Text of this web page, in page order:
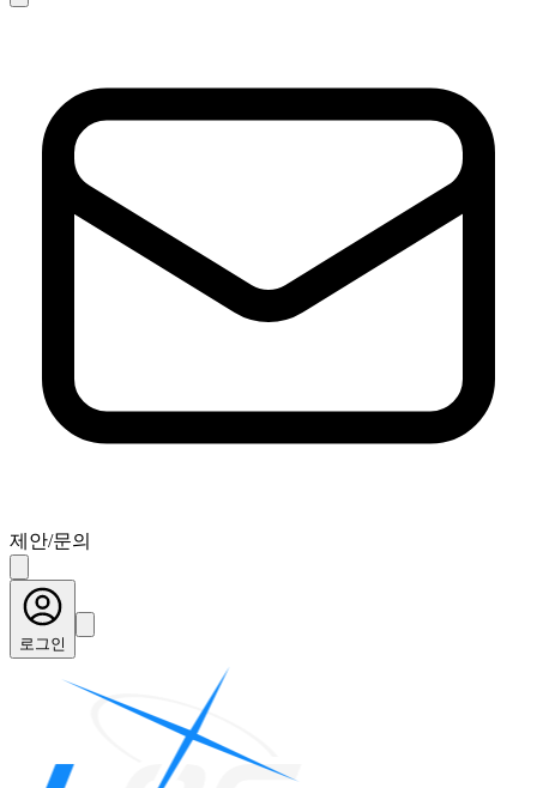
제안/문의
로그인